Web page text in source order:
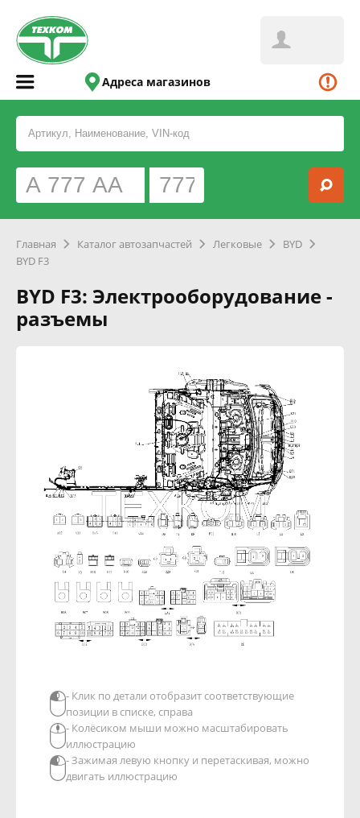
Адреса магазинов
Главная Каталог автозапчастей Легковые
BYD
BYD F3
BYD F3: Электрооборудование -
разъемы
- Клик по детали отобразит соответствующие
позиции в списке, справа
- Колёсиком мыши можно масштабировать
иллюстрацию
- Зажимая левую кнопку и перетаскивая, можно
двигать иллюстрацию